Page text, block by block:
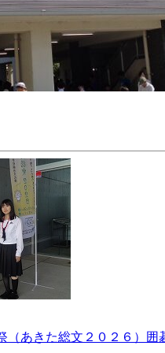
（あきた総文２０２６）囲